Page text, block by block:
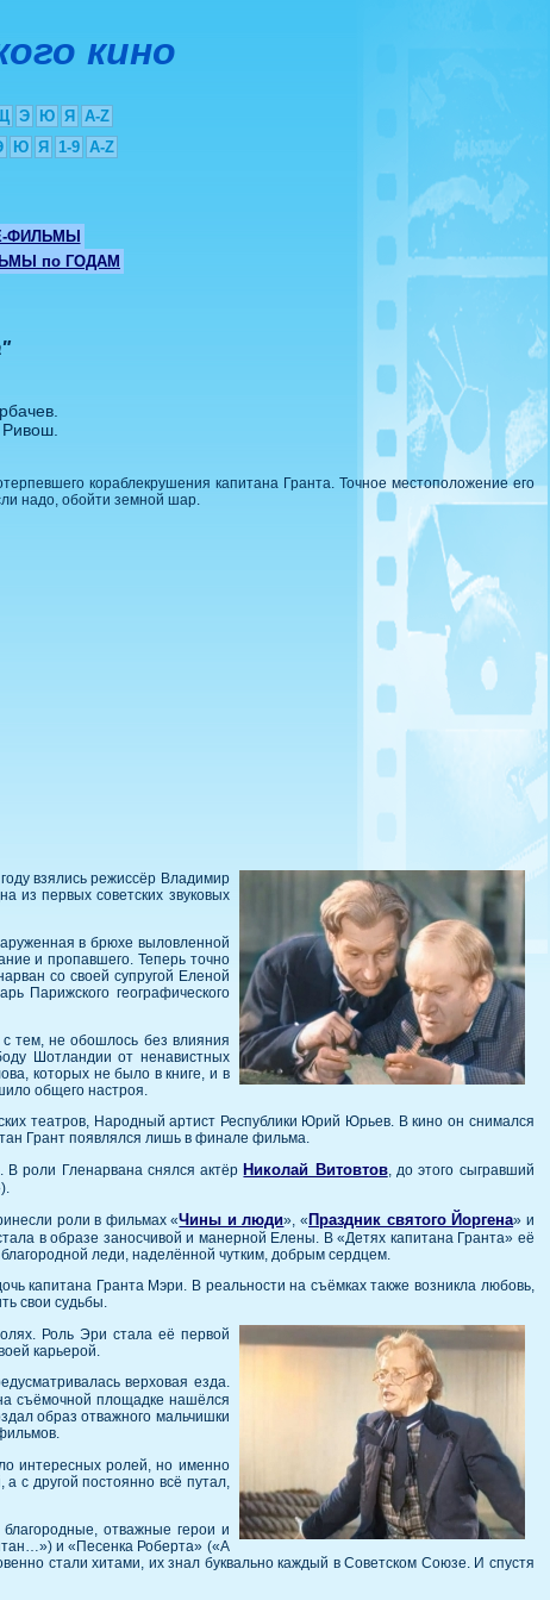
кино
Э Ю Я
A-Z
Ю Я 1-9 A-Z
ФИЛЬМЫ
по ГОДАМ
кораблекрушения капитана Гранта. Точное местоположение его
надо, обойти земной шар.
взялись режиссёр Владимир
из первых советских звуковых
в брюхе выловленной
и пропавшего. Теперь точно
со своей супругой Еленой
Парижского географического
тем, не обошлось без влияния
Шотландии от ненавистных
которых не было в книге, и в
общего настроя.
театров, Народный артист Республики Юрий Юрьев. В кино он снимался
Грант появлялся лишь в финале фильма.
В роли Гленарвана снялся актёр Николай Витовтов, до этого сыгравший
роли в фильмах «Чины и люди», « Праздник святого Йоргена» и
в образе заносчивой и манерной Елены. В «Детях капитана Гранта» её
леди, наделённой чутким, добрым сердцем.
капитана Гранта Мэри. В реальности на съёмках также возникла любовь,
свои судьбы.
Роль Эри стала её первой
карьерой.
верховая езда.
съёмочной площадке нашёлся
образ отважного мальчишки
интересных ролей, но именно
с другой постоянно всё путал,
отважные герои и
и «Песенка Роберта» («А
стали хитами, их знал буквально каждый в Советском Союзе. И спустя